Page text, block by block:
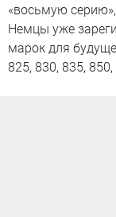
«восьмую серию»,
Немцы уже
марок для
825, 830, 835,